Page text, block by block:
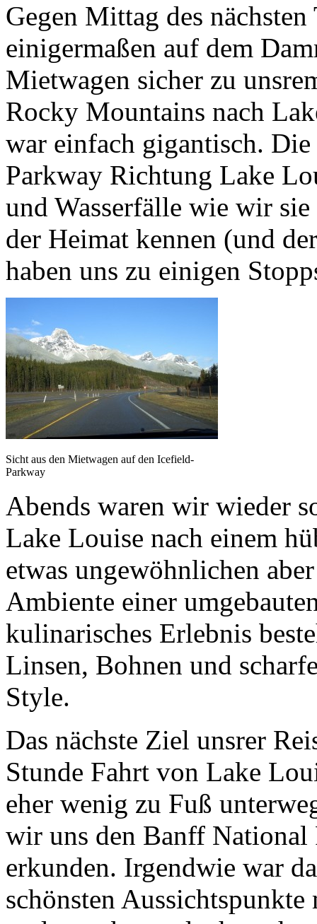
Gegen Mittag des
einigermaßen auf dem
Mietwagen sicher zu
Rocky Mountains nach
war einfach gigantisch.
Parkway Richtung Lake
und Wasserfälle wie wir
der Heimat kennen (und
haben uns zu einigen
Sicht aus den Mietwagen auf den Icefield-
Parkway
Abends waren wir wieder
Lake Louise nach einem
etwas ungewöhnlichen
Ambiente einer
kulinarisches Erlebnis
Linsen, Bohnen und
Style.
Das nächste Ziel unsrer
Stunde Fahrt von Lake
eher wenig zu Fuß
wir uns den Banff National
erkunden. Irgendwie war
schönsten